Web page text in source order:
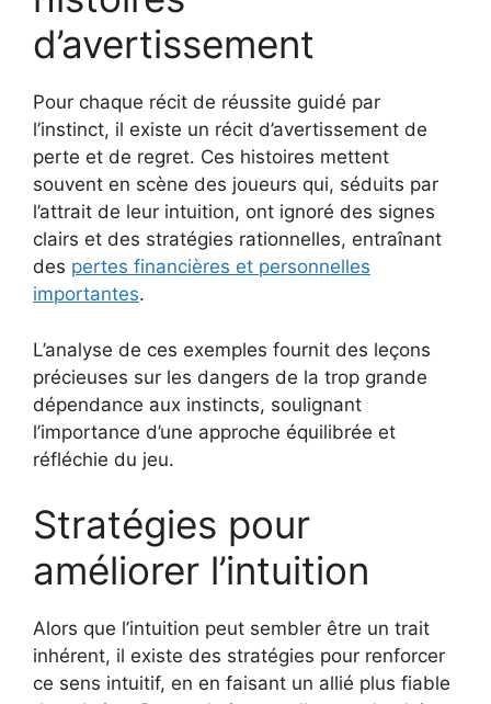
d’avertissement
Pour chaque récit de réussite guidé par
l’instinct, il existe un récit d’avertissement de
perte et de regret. Ces histoires mettent
souvent en scène des joueurs qui, séduits par
l’attrait de leur intuition, ont ignoré des signes
clairs et des stratégies rationnelles, entraînant
des pertes financières et personnelles
importantes.
L’analyse de ces exemples fournit des leçons
précieuses sur les dangers de la trop grande
dépendance aux instincts, soulignant
l’importance d’une approche équilibrée et
réfléchie du jeu.
Stratégies pour
améliorer l’intuition
Alors que l’intuition peut sembler être un trait
inhérent, il existe des stratégies pour renforcer
ce sens intuitif, en en faisant un allié plus fiable